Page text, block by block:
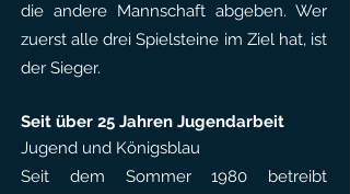
die andere Mannschaft abgeben. Wer
zuerst alle drei Spielsteine im Ziel hat, ist
der Sieger.
Seit über 25 Jahren Jugendarbeit
Jugend und Königsblau
Seit dem Sommer 1980 betreibt